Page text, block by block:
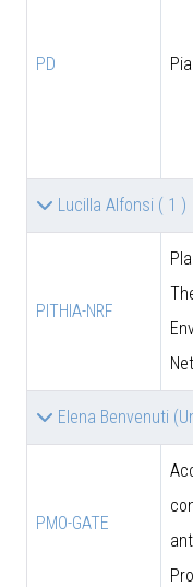
PD
Lucilla Alfonsi ( 1 )
PITHIA-NRF
Elena Benvenuti
PMO-GATE